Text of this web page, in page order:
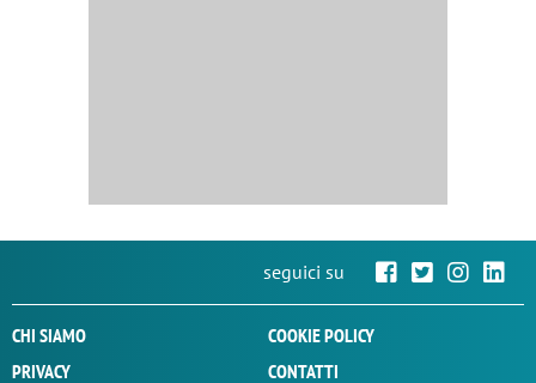
seguici su
CHI SIAMO
COOKIE POLICY
PRIVACY
CONTATTI